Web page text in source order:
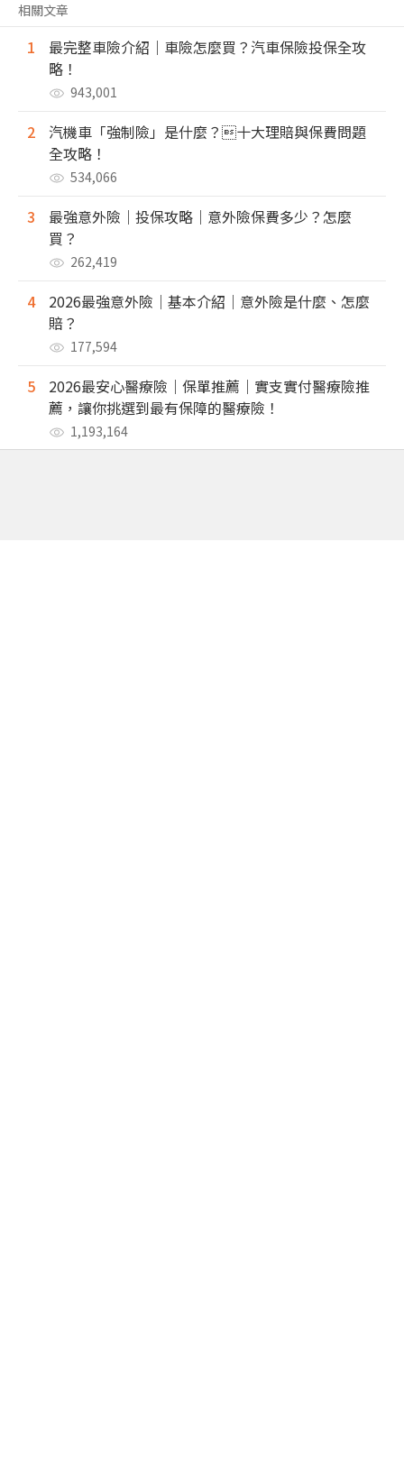
相關文章
1
最完整車險介紹｜車險怎麼買？汽車保險投保全攻
略！
943,001
2
汽機車「強制險」是什麼？十大理賠與保費問題
全攻略！
534,066
3
最強意外險｜投保攻略｜意外險保費多少？怎麼
買？
262,419
4
2026最強意外險｜基本介紹｜意外險是什麼、怎麼
賠？
177,594
5
2026最安心醫療險｜保單推薦｜實支實付醫療險推
薦，讓你挑選到最有保障的醫療險！
1,193,164